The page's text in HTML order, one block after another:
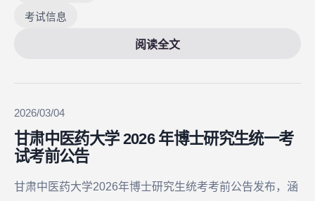
考试信息
阅读全文
2026/03/04
甘肃中医药大学 2026 年博士研究生统一考
试考前公告
甘肃中医药大学2026年博士研究生统考考前公告发布，涵